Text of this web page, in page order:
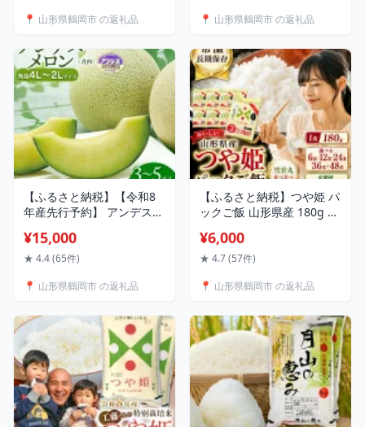
楽天ふるさと 納税 返礼品
マメ お取り寄せグルメ 特
産品 名産品 茶豆 おつまみ
食品 詰め合わせ えだ豆
📍 山形県鶴岡市 の返礼品
メ お取り寄せ ご当地 グル
つまみ 食品
📍 山形県鶴岡市 の返礼品
【ふるさと納税】【令和8
年産先行予約】 アンデスメ
4L〜2Lサイズ K-839 | メ
ロン 庄内砂丘メロン フル
ト お中元 甘い 糖度が高い
岡 送料無料 約5kg 東北 山
形 鶴岡市 送料無料 2026年
¥15,000
★ 4.4 (65件)
📍 山形県鶴岡市 の返礼品
【ふるさと納税】つや姫 パ
ックご飯 山形県産 180g 選
48食 パックライス レンジ
常温保存 備蓄 非常食 保存
若丸 食べ比べ 定期便 3回 6
山形県鶴岡市
¥6,000
★ 4.7 (57件)
📍 山形県鶴岡市 の返礼品